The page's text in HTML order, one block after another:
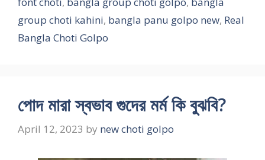
group choti kahini, bangla panu golpo new, Real
Bangla Choti Golpo
পোদ মারা স্বভাব গুদের মর্ম কি বুঝবি?
April 12, 2023 by new choti golpo